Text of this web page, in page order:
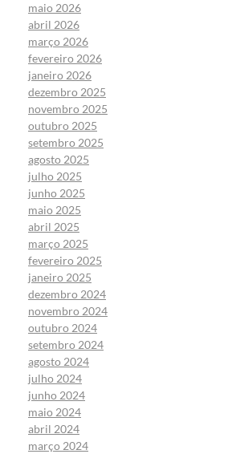
maio 2026
abril 2026
março 2026
fevereiro 2026
janeiro 2026
dezembro 2025
novembro 2025
outubro 2025
setembro 2025
agosto 2025
julho 2025
junho 2025
maio 2025
abril 2025
março 2025
fevereiro 2025
janeiro 2025
dezembro 2024
novembro 2024
outubro 2024
setembro 2024
agosto 2024
julho 2024
junho 2024
maio 2024
abril 2024
março 2024